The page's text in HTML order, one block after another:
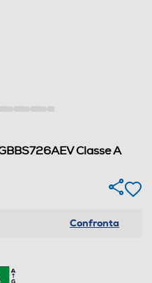
Classe A
Confronta